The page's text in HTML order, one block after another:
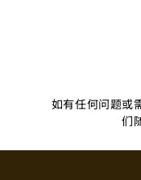
如有任何问题或
们